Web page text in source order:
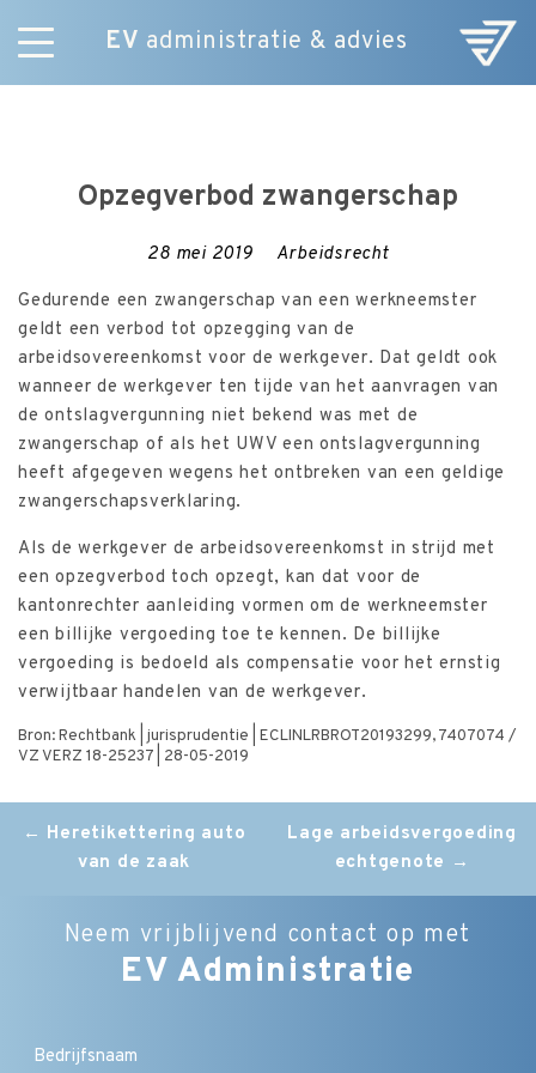
EV administratie & advies
Skip
NieuwsOpzegverbod zwangerschap
28 mei 2019 Arbeidsrecht
Gedurende een zwangerschap van een werkneemster
geldt een verbod tot opzegging van de
arbeidsovereenkomst voor de werkgever. Dat geldt ook
wanneer de werkgever ten tijde van het aanvragen van
de ontslagvergunning niet bekend was met de
zwangerschap of als het UWV een ontslagvergunning
heeft afgegeven wegens het ontbreken van een geldige
zwangerschapsverklaring.
Als de werkgever de arbeidsovereenkomst in strijd met
een opzegverbod toch opzegt, kan dat voor de
kantonrechter aanleiding vormen om de werkneemster
een billijke vergoeding toe te kennen. De billijke
vergoeding is bedoeld als compensatie voor het ernstig
verwijtbaar handelen van de werkgever.
Bron: Rechtbank | jurisprudentie | ECLINLRBROT20193299, 7407074 /
VZ VERZ 18-25237 | 28-05-2019
Post
navigation
← Heretikettering auto
van de zaak
Lage arbeidsvergoeding
echtgenote →
Neem vrijblijvend contact op met
EV Administratie